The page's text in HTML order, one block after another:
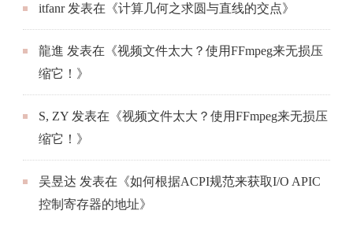
itfanr发表在《计算几何之求圆与直线的交点》
龍進 发表在《视频文件太大？使用FFmpeg来无损压
缩它！ 》
S, ZY 发表在《视频文件太大？使用FFmpeg来无损压
缩它！ 》
吴昱达 发表在《如何根据ACPI规范来获取I/O APIC
控制寄存器的地址》